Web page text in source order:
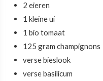
2 eieren
1 kleine ui
1 bio tomaat
125 gram champignons
verse bieslook
verse basilicum